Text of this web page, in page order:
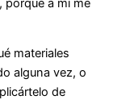
materiales
alguna vez, o
de